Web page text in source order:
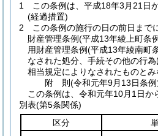
1
この条例は、平成18年3月21日
(経過措置)
2
この条例の施行の日の前日まで
財産管理条例(平成13年綾上町条
用財産管理条例(平成13年綾南町
なされた処分、手続その他の行
相当規定によりなされたものとみ
附 則(令和元年9月13日条
この条例は、令和元年10月1日か
別表(第5条関係)
区分